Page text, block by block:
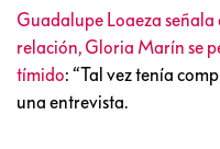
Guadalupe Loaeza señala
relación, Gloria Marín se
tímido: “Tal vez tenía
una entrevista.